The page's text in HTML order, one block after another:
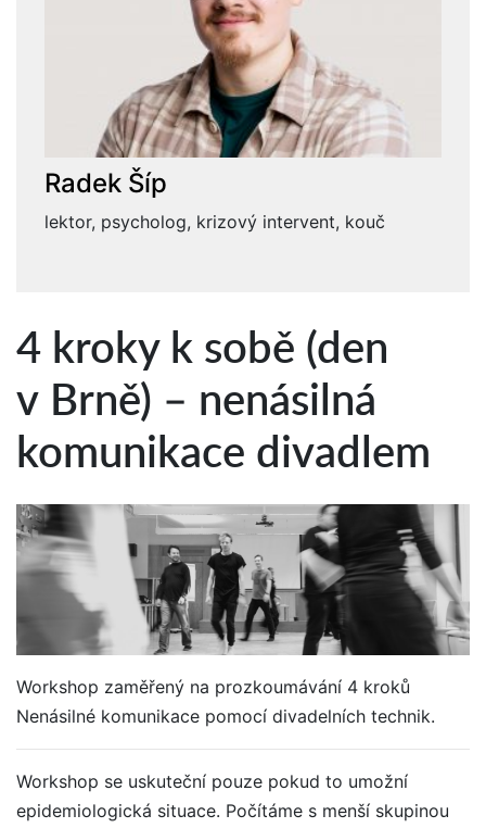
Radek Šíp
lektor, psycholog, krizový intervent, kouč
4 kroky k sobě (den
v Brně) – nenásilná
komunikace divadlem
Workshop zaměřený na prozkoumávání 4 kroků
Nenásilné komunikace pomocí divadelních technik.
Workshop se uskuteční pouze pokud to umožní
epidemiologická situace. Počítáme s menší skupinou